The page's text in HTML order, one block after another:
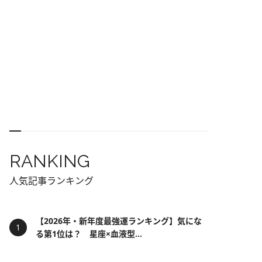
RANKING
人気記事ランキング
【2026年・新年度最強運ランキング】気にな
る第1位は？ 星座×血液型...